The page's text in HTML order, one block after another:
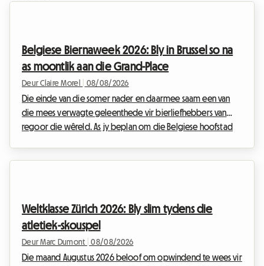
Belgiese Biernaweek 2026: Bly in Brussel so na
as moontlik aan die Grand-Place
Deur Claire Morel 08/08/2026
Die einde van die somer nader en daarmee saam een van
die mees verwagte geleenthede vir bierliefhebbers van
regoor die wêreld. As jy beplan om die Belgiese hoofstad
die hoogte in. Daarom bied ons vir jou 'n alt...
Weltklasse Zürich 2026: Bly slim tydens die
atletiek-skouspel
Deur Marc Dumont 08/08/2026
Die maand Augustus 2026 beloof om opwindend te wees vir